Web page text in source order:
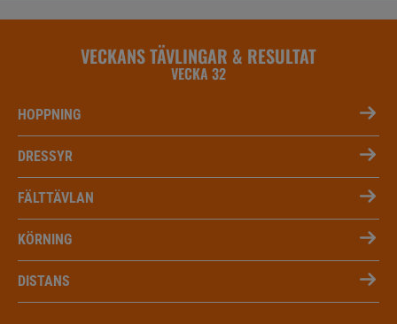
VECKANS TÄVLINGAR & RESULTAT
VECKA 32
HOPPNING
DRESSYR
FÄLTTÄVLAN
KÖRNING
DISTANS